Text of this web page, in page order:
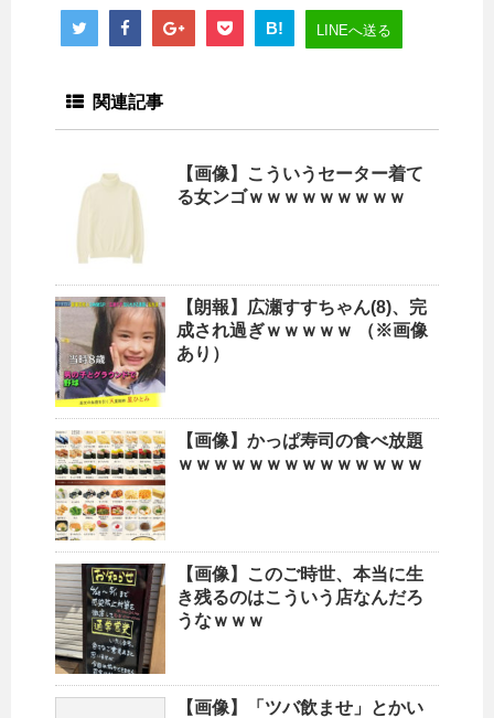
B! LINEへ送る
関連記事
【画像】こういうセーター着て
る女ンゴｗｗｗｗｗｗｗｗｗ
【朗報】広瀬すすちゃん(8)、完
成され過ぎｗｗｗｗｗ （※画像
あり）
【画像】かっぱ寿司の食べ放題
ｗｗｗｗｗｗｗｗｗｗｗｗｗｗ
【画像】このご時世、本当に生
き残るのはこういう店なんだろ
うなｗｗｗ
【画像】「ツバ飲ませ」とかい